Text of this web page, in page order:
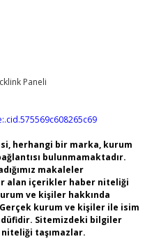
herhangi bir marka, kurum
bulunmamaktadır.
makaleler
alan içerikler haber niteliği
ve kişiler hakkında
kurum ve kişiler ile isim
Sitemizdeki bilgiler
taşımazlar.